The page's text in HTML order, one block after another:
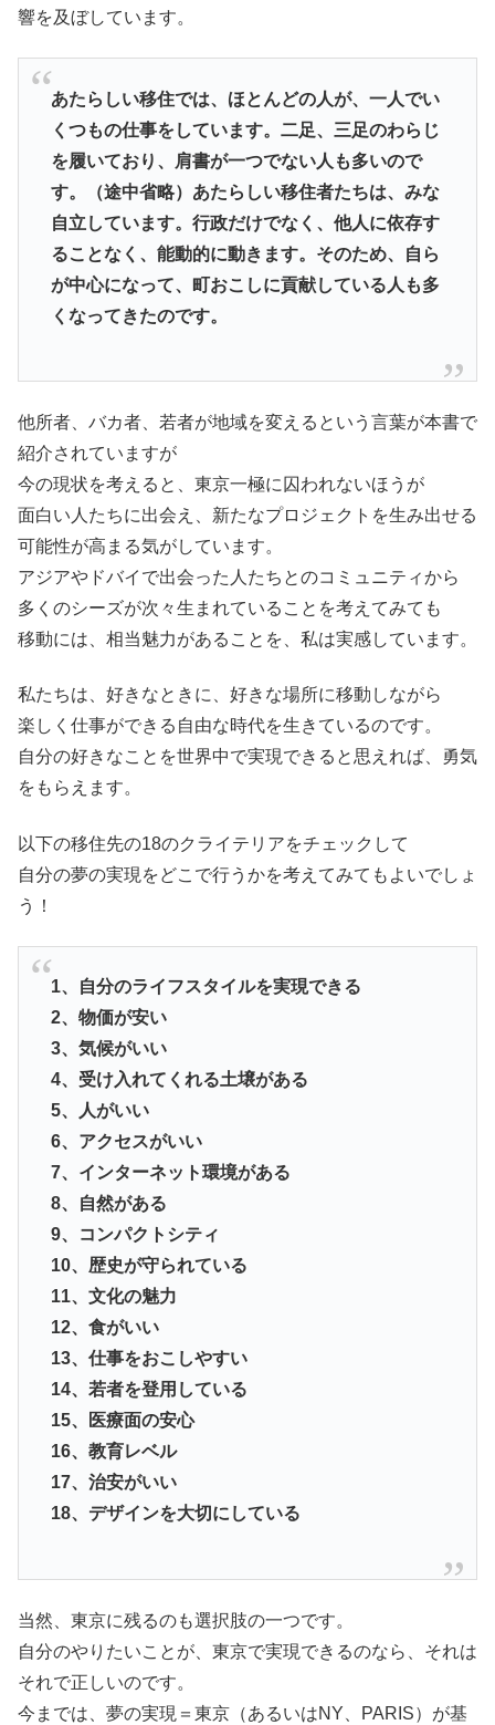
響を及ぼしています。
あたらしい移住では、ほとんどの人が、一人でい
くつもの仕事をしています。二足、三足のわらじ
を履いており、肩書が一つでない人も多いので
す。（途中省略）あたらしい移住者たちは、みな
自立しています。行政だけでなく、他人に依存す
ることなく、能動的に動きます。そのため、自ら
が中心になって、町おこしに貢献している人も多
くなってきたのです。
他所者、バカ者、若者が地域を変えるという言葉が本書で
紹介されていますが
今の現状を考えると、東京一極に囚われないほうが
面白い人たちに出会え、新たなプロジェクトを生み出せる
可能性が高まる気がしています。
アジアやドバイで出会った人たちとのコミュニティから
多くのシーズが次々生まれていることを考えてみても
移動には、相当魅力があることを、私は実感しています。
私たちは、好きなときに、好きな場所に移動しながら
楽しく仕事ができる自由な時代を生きているのです。
自分の好きなことを世界中で実現できると思えれば、勇気
をもらえます。
以下の移住先の18のクライテリアをチェックして
自分の夢の実現をどこで行うかを考えてみてもよいでしょ
う！
1、自分のライフスタイルを実現できる
2、物価が安い
3、気候がいい
4、受け入れてくれる土壌がある
5、人がいい
6、アクセスがいい
7、インターネット環境がある
8、自然がある
9、コンパクトシティ
10、歴史が守られている
11、文化の魅力
12、食がいい
13、仕事をおこしやすい
14、若者を登用している
15、医療面の安心
16、教育レベル
17、治安がいい
18、デザインを大切にしている
当然、東京に残るのも選択肢の一つです。
自分のやりたいことが、東京で実現できるのなら、それは
それで正しいのです。
今までは、夢の実現＝東京（あるいはNY、PARIS）が基